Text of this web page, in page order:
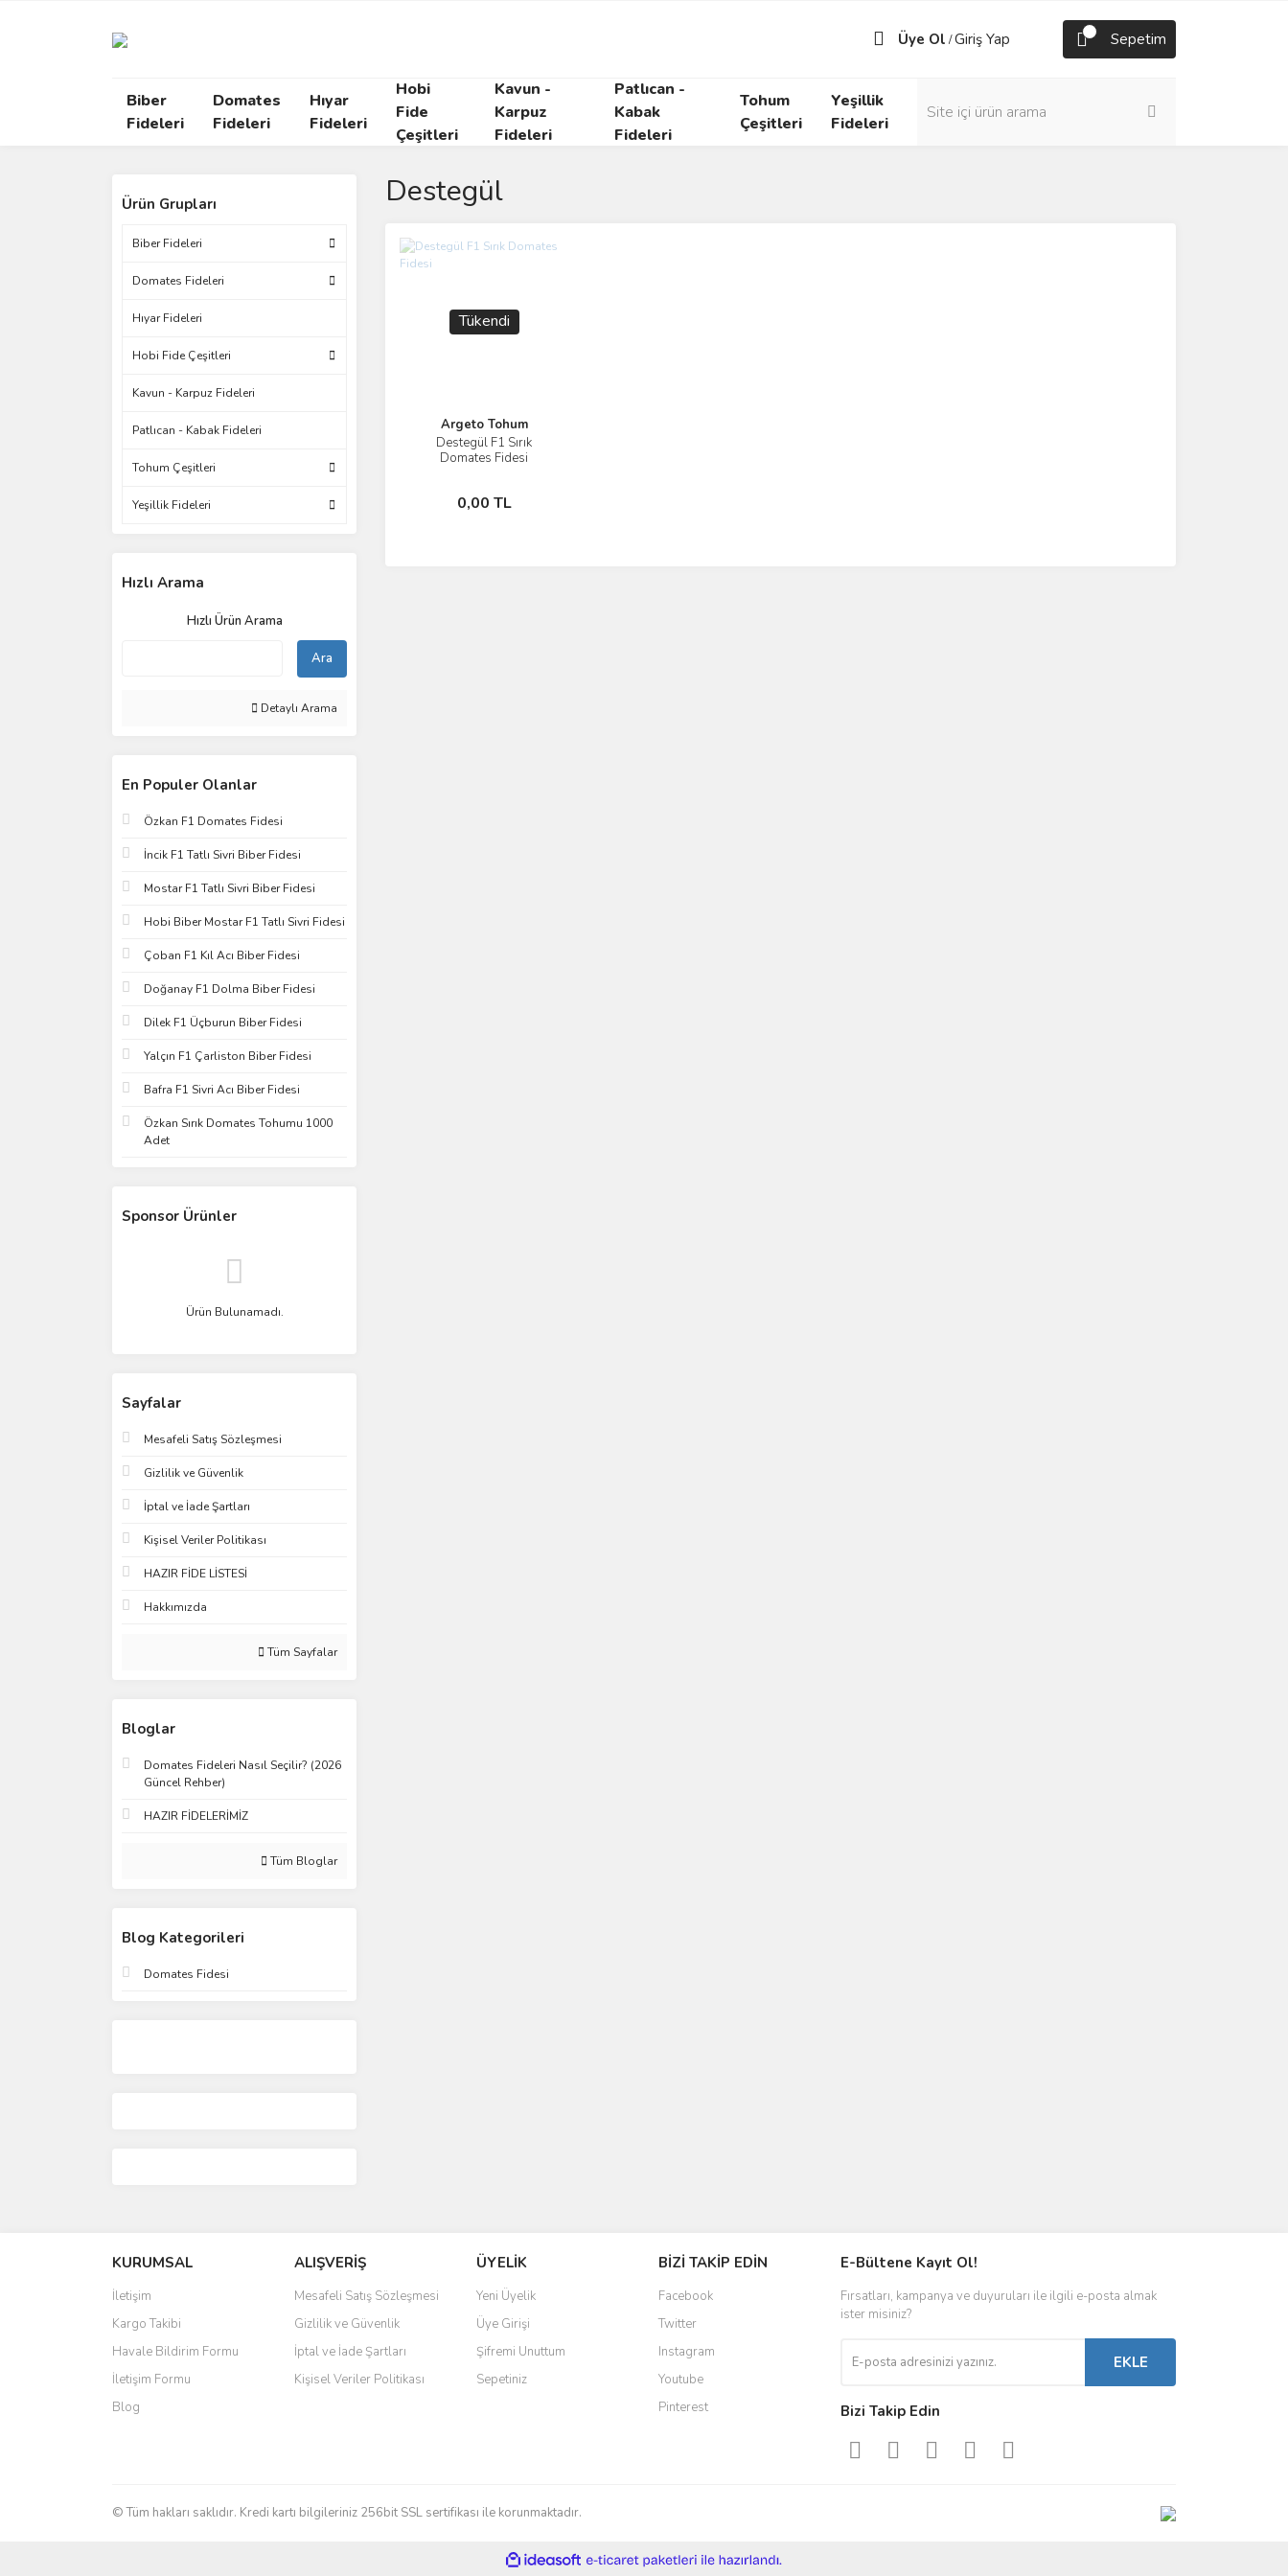
Üye Ol /Giriş Yap Sepetim
Biber
Fideleri
Domates
Fideleri
Hıyar
Fideleri
Hobi
Fide
Çeşitleri
Kavun -
Karpuz
Fideleri
Patlıcan -
Kabak
Fideleri
Tohum
Çeşitleri
Yeşillik
Fideleri
Ürün Grupları
Biber Fideleri
Domates Fideleri
Hıyar Fideleri
Hobi Fide Çeşitleri
Kavun - Karpuz Fideleri
Patlıcan - Kabak Fideleri
Tohum Çeşitleri
Yeşillik Fideleri
Hızlı Arama
Hızlı Ürün Arama
Ara
Detaylı Arama
En Populer Olanlar
Özkan F1 Domates Fidesi
İncik F1 Tatlı Sivri Biber Fidesi
Mostar F1 Tatlı Sivri Biber Fidesi
Hobi Biber Mostar F1 Tatlı Sivri Fidesi
Çoban F1 Kıl Acı Biber Fidesi
Doğanay F1 Dolma Biber Fidesi
Dilek F1 Üçburun Biber Fidesi
Yalçın F1 Çarliston Biber Fidesi
Bafra F1 Sivri Acı Biber Fidesi
Özkan Sırık Domates Tohumu 1000
Adet
Sponsor Ürünler
Ürün Bulunamadı.
Sayfalar
Mesafeli Satış Sözleşmesi
Gizlilik ve Güvenlik
İptal ve İade Şartları
Kişisel Veriler Politikası
HAZIR FİDE LİSTESİ
Hakkımızda
Tüm Sayfalar
Bloglar
Domates Fideleri Nasıl Seçilir? (2026
Güncel Rehber)
HAZIR FİDELERİMİZ
Tüm Bloglar
Blog Kategorileri
Domates Fidesi
Destegül
Tükendi
Argeto Tohum
Destegül F1 Sırık
Domates Fidesi
0,00 TL
İncele
Stokta Yok
KURUMSAL
İletişim
Kargo Takibi
Havale Bildirim Formu
İletişim Formu
Blog
ALIŞVERİŞ
Mesafeli Satış Sözleşmesi
Gizlilik ve Güvenlik
İptal ve İade Şartları
Kişisel Veriler Politikası
ÜYELİK
Yeni Üyelik
Üye Girişi
Şifremi Unuttum
Sepetiniz
BİZİ TAKİP EDİN
Facebook
Twitter
Instagram
Youtube
Pinterest
E-Bültene Kayıt Ol!
Fırsatları, kampanya ve duyuruları ile ilgili e-posta almak
ister misiniz?
EKLE
Bizi Takip Edin
© Tüm hakları saklıdır. Kredi kartı bilgileriniz 256bit SSL sertifikası ile korunmaktadır.
ideasoft
e-